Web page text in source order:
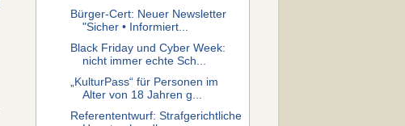
Bürger-Cert: Neuer Newsletter
"Sicher • Informiert...
Black Friday und Cyber Week:
nicht immer echte Sch...
„KulturPass“ für Personen im
Alter von 18 Jahren g...
Referententwurf: Strafgerichtliche